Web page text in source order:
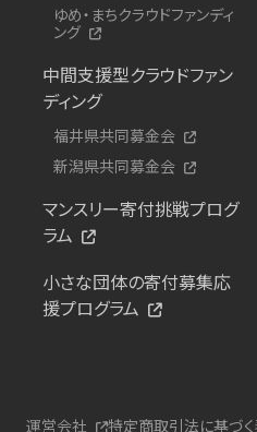
ゆめ・まちクラウドファンディ
ング
中間支援型クラウドファン
ディング
福井県共同募金会
新潟県共同募金会
マンスリー寄付挑戦プログ
ラム
小さな団体の寄付募集応
援プログラム
運営会社 特定商取引法に基づ